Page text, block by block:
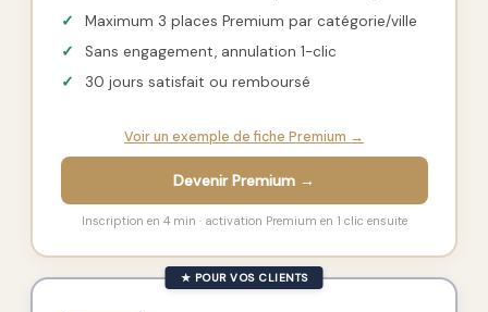
✓
Maximum 3 places Premium par catégorie/ville
✓
Sans engagement, annulation 1-clic
✓
30 jours satisfait ou remboursé
Voir un exemple de fiche Premium →
Devenir Premium →
Inscription en 4 min · activation Premium en 1 clic ensuite
★ POUR VOS CLIENTS